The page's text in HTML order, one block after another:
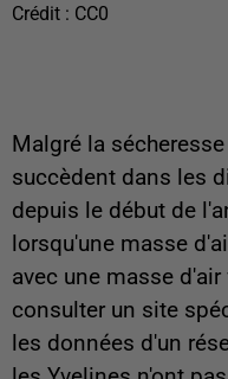
Crédit : CC0
Malgré la
succèdent dans les
depuis le début de
lorsqu'une masse
avec une masse
consulter un site
les données d'un